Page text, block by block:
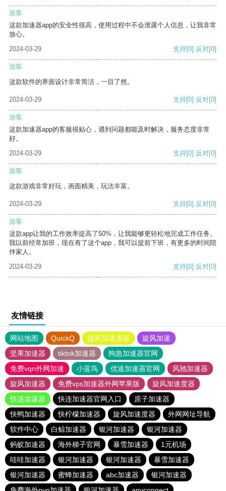
游客
这款加速器app的安全性很高，使用过程中不会泄露个人信息，让我非常
放心。
2024-03-29
支持[0] 反对[0]
游客
这款软件的界面设计非常简洁，一目了然。
2024-03-29 支持[0] 反对[0]
游客
这款加速器app的客服很贴心，遇到问题都能及时解决，服务态度非常
好。
2024-03-29
支持[0] 反对[0]
游客
这款游戏非常好玩，画面精美，玩法丰富。
2024-03-29 支持[0] 反对[0]
游客
这款app让我的工作效率提高了50%，让我能够更轻松地完成工作任务。
我以前经常加班，现在有了这个app，我可以提前下班，有更多的时间陪
伴家人。
2024-03-29
支持[0] 反对[0]
友情链接
网站地图 QuickQ 旋风加速度器
旋风加速
坚果加速器
tiktok加速器
狗急加速器官网
免费vqn外网加速
小蓝鸟 优途加速器官网
风驰加速器
旋风加速器
免费vps加速器外网苹果版
旋风加速度器
快连加速器
快连加速器官网入口
原子加速器
快鸭加速器
快柠檬加速器 旋风加速度器
外网网址导航
软件中心
白鲸加速器 银河加速器
银河加速器
蚂蚁加速器
海外梯子官网 暴雪加速器
1元机场
哇哇加速器
银河加速器 银河加速器
暴雪加速器
银河加速器
蜜蜂加速器 abc加速器
银河加速器